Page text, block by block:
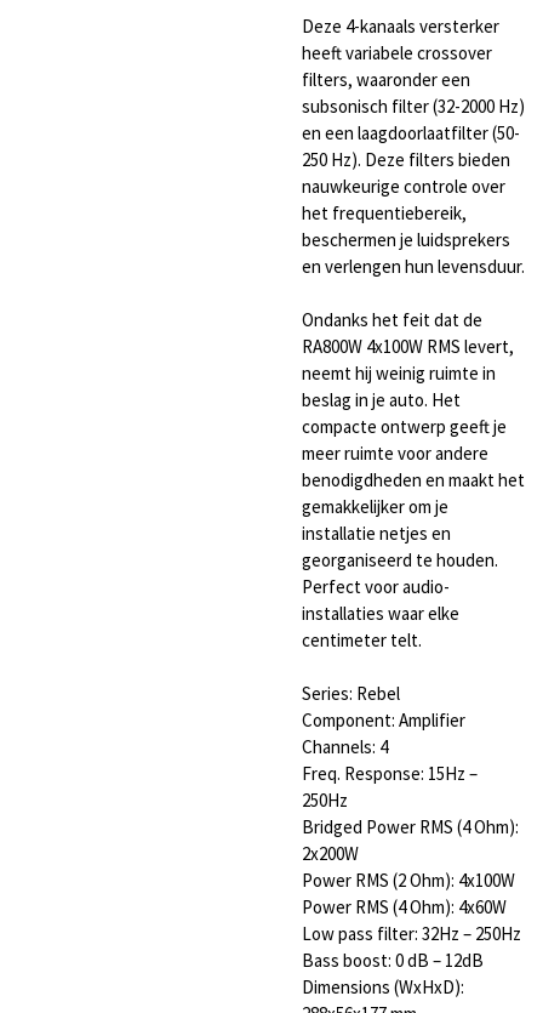
Deze 4-kanaals versterker
heeft variabele crossover
filters, waaronder een
subsonisch filter (32-2000 Hz)
en een laagdoorlaatfilter (50-
250 Hz). Deze filters bieden
nauwkeurige controle over
het frequentiebereik,
beschermen je luidsprekers
en verlengen hun levensduur.
Ondanks het feit dat de
RA800W 4x100W RMS levert,
neemt hij weinig ruimte in
beslag in je auto. Het
compacte ontwerp geeft je
meer ruimte voor andere
benodigdheden en maakt het
gemakkelijker om je
installatie netjes en
georganiseerd te houden.
Perfect voor audio-
installaties waar elke
centimeter telt.
Series: Rebel
Component: Amplifier
Channels: 4
Freq. Response: 15Hz –
250Hz
Bridged Power RMS (4 Ohm):
2x200W
Power RMS (2 Ohm): 4x100W
Power RMS (4 Ohm): 4x60W
Low pass filter: 32Hz – 250Hz
Bass boost: 0 dB – 12dB
Dimensions (WxHxD):